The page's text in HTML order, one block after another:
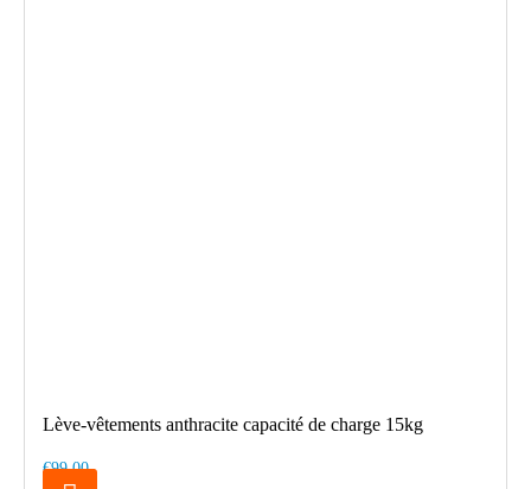
Lève-vêtements anthracite capacité de charge 15kg
€99.00